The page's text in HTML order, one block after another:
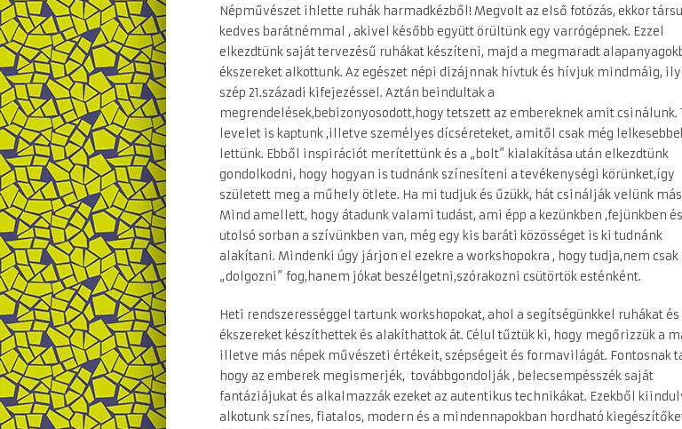
Népművészet ihlette ruhák harmadkézből! Megvolt az első fotózás, ekkor
kedves barátnémmal , akivel később együtt örültünk egy varrógépnek. Ezzel
elkezdtünk saját tervezésű ruhákat készíteni, majd a megmaradt
ékszereket alkottunk. Az egészet népi dizájnnak hívtuk és hívjuk mindmáig,
szép 21.századi kifejezéssel. Aztán beindultak a
megrendelések,bebizonyosodott,hogy tetszett az embereknek amit csinálunk.
levelet is kaptunk ,illetve személyes dícséreteket, amitől csak még
lettünk. Ebből inspirációt merítettünk és a „bolt” kialakítása után elkezdtünk
gondolkodni, hogy hogyan is tudnánk színesíteni a tevékenységi körünket,így
született meg a műhely ötlete. Ha mi tudjuk és űzükk, hát csinálják velünk
Mind amellett, hogy átadunk valami tudást, ami épp a kezünkben ,fejünkben
utolsó sorban a szívünkben van, még egy kis baráti közösséget is ki tudnánk
alakítani. Mindenki úgy járjon el ezekre a workshopokra , hogy tudja,nem csak
„dolgozni” fog,hanem jókat beszélgetni,szórakozni csütörtök esténként.
Heti rendszerességgel tartunk workshopokat, ahol a segítségünkkel ruhákat és
ékszereket készíthettek és alakíthattok át. Célul tűztük ki, hogy megőrizzük a
illetve más népek művészeti értékeit, szépségeit és formavilágát. Fontosnak
hogy az emberek megismerjék, továbbgondolják , belecsempésszék saját
fantáziájukat és alkalmazzák ezeket az autentikus technikákat. Ezekből
alkotunk színes, fiatalos, modern és a mindennapokban hordható